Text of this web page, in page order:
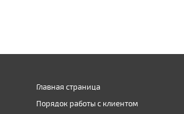
Главная страница
Порядок работы с клиентом